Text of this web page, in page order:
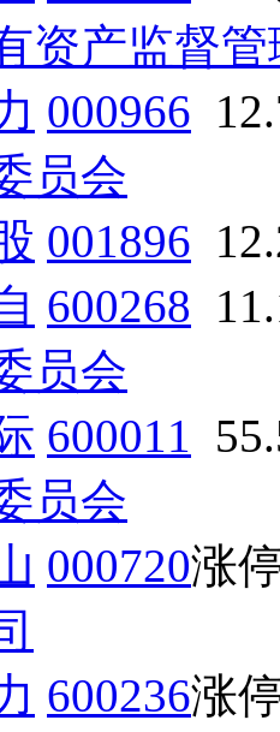
资产监督
000966
员会
001896
600268
员会
600011
员会
000720涨
600236涨